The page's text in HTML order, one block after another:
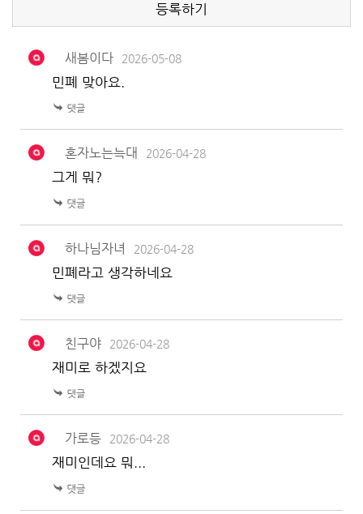
등록하기
새봄이다 2026-05-08
민폐 맞아요.
혼자노는늑대 2026-04-28
그게 뭐?
하나님자녀 2026-04-28
민폐라고 생각하네요
친구야 2026-04-28
재미로 하겠지요
가로등 2026-04-28
재미인데요 뭐...